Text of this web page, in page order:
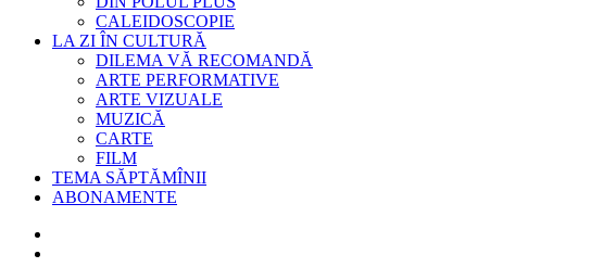
CALEIDOSCOPIE
LA ZI ÎN CULTURĂ
DILEMA VĂ RECOMANDĂ
ARTE PERFORMATIVE
ARTE VIZUALE
MUZICĂ
CARTE
FILM
TEMA SĂPTĂMÎNII
ABONAMENTE